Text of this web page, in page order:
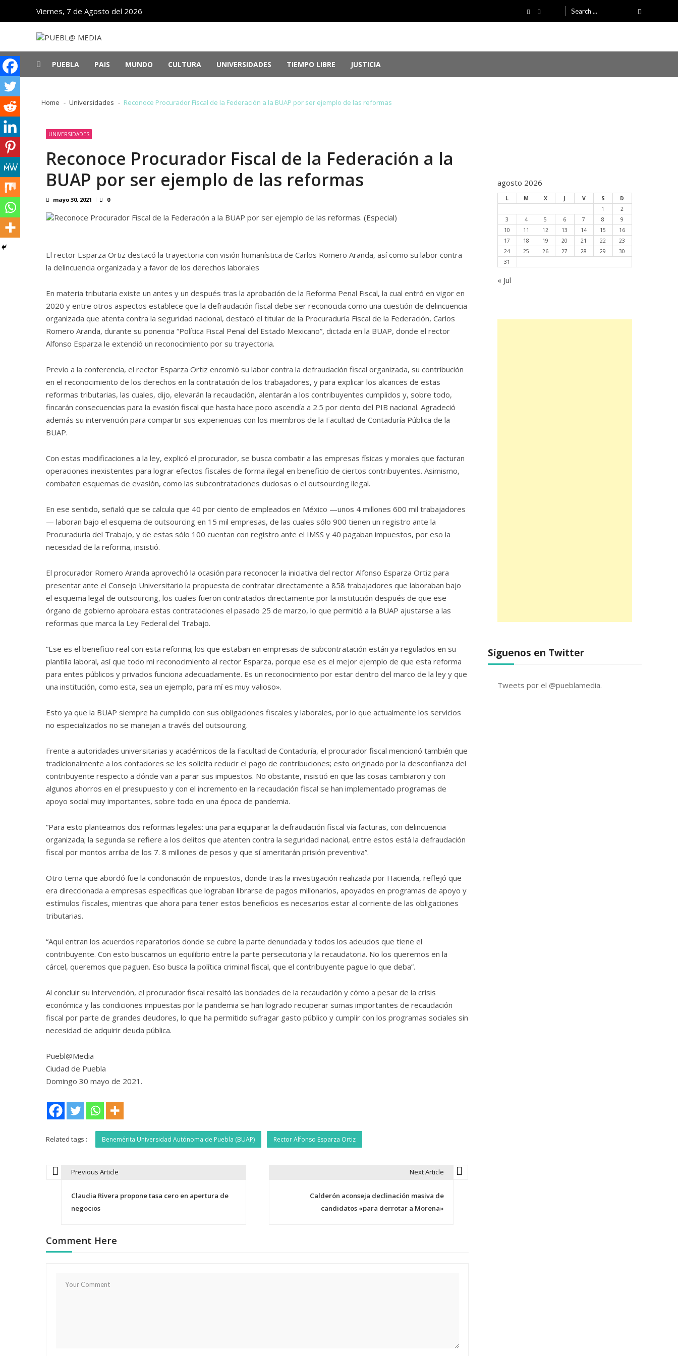
navigation
content
Viernes, 7 de Agosto del 2026
Search
for:
PUEBL@ MEDIA
Noticias de Puebla, México y el mundo
PUEBLA PAIS MUNDO CULTURA UNIVERSIDADES TIEMPO LIBRE JUSTICIA
Cae apoyo ciudadano a Israel en EU por genocidio en Gaza
agosto 5, 2026
México arrasa en los Centroamericanos 2026: Más de 250 medallas y busca récord... agosto 4, 2026
Cuba se abre al sector privado y a la inversión; el Parlamento aprueba reformas ...
Home Universidades Reconoce Procurador Fiscal de la Federación a la BUAP por ser ejemplo de las reformas
UNIVERSIDADES
Reconoce Procurador Fiscal de la Federación a la
BUAP por ser ejemplo de las reformas
mayo 30, 2021 0
El rector Esparza Ortiz destacó la trayectoria con visión humanística de Carlos Romero Aranda, así como su labor contra
la delincuencia organizada y a favor de los derechos laborales
En materia tributaria existe un antes y un después tras la aprobación de la Reforma Penal Fiscal, la cual entró en vigor en
2020 y entre otros aspectos establece que la defraudación fiscal debe ser reconocida como una cuestión de delincuencia
organizada que atenta contra la seguridad nacional, destacó el titular de la Procuraduría Fiscal de la Federación, Carlos
Romero Aranda, durante su ponencia “Política Fiscal Penal del Estado Mexicano”, dictada en la BUAP, donde el rector
Alfonso Esparza le extendió un reconocimiento por su trayectoria.
Previo a la conferencia, el rector Esparza Ortiz encomió su labor contra la defraudación fiscal organizada, su contribución
en el reconocimiento de los derechos en la contratación de los trabajadores, y para explicar los alcances de estas
reformas tributarias, las cuales, dijo, elevarán la recaudación, alentarán a los contribuyentes cumplidos y, sobre todo,
fincarán consecuencias para la evasión fiscal que hasta hace poco ascendía a 2.5 por ciento del PIB nacional. Agradeció
además su intervención para compartir sus experiencias con los miembros de la Facultad de Contaduría Pública de la
BUAP.
Con estas modificaciones a la ley, explicó el procurador, se busca combatir a las empresas físicas y morales que facturan
operaciones inexistentes para lograr efectos fiscales de forma ilegal en beneficio de ciertos contribuyentes. Asimismo,
combaten esquemas de evasión, como las subcontrataciones dudosas o el outsourcing ilegal.
En ese sentido, señaló que se calcula que 40 por ciento de empleados en México —unos 4 millones 600 mil trabajadores
— laboran bajo el esquema de outsourcing en 15 mil empresas, de las cuales sólo 900 tienen un registro ante la
Procuraduría del Trabajo, y de estas sólo 100 cuentan con registro ante el IMSS y 40 pagaban impuestos, por eso la
necesidad de la reforma, insistió.
El procurador Romero Aranda aprovechó la ocasión para reconocer la iniciativa del rector Alfonso Esparza Ortiz para
presentar ante el Consejo Universitario la propuesta de contratar directamente a 858 trabajadores que laboraban bajo
el esquema legal de outsourcing, los cuales fueron contratados directamente por la institución después de que ese
órgano de gobierno aprobara estas contrataciones el pasado 25 de marzo, lo que permitió a la BUAP ajustarse a las
reformas que marca la Ley Federal del Trabajo.
“Ese es el beneficio real con esta reforma; los que estaban en empresas de subcontratación están ya regulados en su
plantilla laboral, así que todo mi reconocimiento al rector Esparza, porque ese es el mejor ejemplo de que esta reforma
para entes públicos y privados funciona adecuadamente. Es un reconocimiento por estar dentro del marco de la ley y que
una institución, como esta, sea un ejemplo, para mí es muy valioso».
Esto ya que la BUAP siempre ha cumplido con sus obligaciones fiscales y laborales, por lo que actualmente los servicios
no especializados no se manejan a través del outsourcing.
Frente a autoridades universitarias y académicos de la Facultad de Contaduría, el procurador fiscal mencionó también que
tradicionalmente a los contadores se les solicita reducir el pago de contribuciones; esto originado por la desconfianza del
contribuyente respecto a dónde van a parar sus impuestos. No obstante, insistió en que las cosas cambiaron y con
algunos ahorros en el presupuesto y con el incremento en la recaudación fiscal se han implementado programas de
apoyo social muy importantes, sobre todo en una época de pandemia.
“Para esto planteamos dos reformas legales: una para equiparar la defraudación fiscal vía facturas, con delincuencia
organizada; la segunda se refiere a los delitos que atenten contra la seguridad nacional, entre estos está la defraudación
fiscal por montos arriba de los 7. 8 millones de pesos y que sí ameritarán prisión preventiva”.
Otro tema que abordó fue la condonación de impuestos, donde tras la investigación realizada por Hacienda, reflejó que
era direccionada a empresas específicas que lograban librarse de pagos millonarios, apoyados en programas de apoyo y
estímulos fiscales, mientras que ahora para tener estos beneficios es necesarios estar al corriente de las obligaciones
tributarias.
“Aquí entran los acuerdos reparatorios donde se cubre la parte denunciada y todos los adeudos que tiene el
contribuyente. Con esto buscamos un equilibrio entre la parte persecutoria y la recaudatoria. No los queremos en la
cárcel, queremos que paguen. Eso busca la política criminal fiscal, que el contribuyente pague lo que deba”.
Al concluir su intervención, el procurador fiscal resaltó las bondades de la recaudación y cómo a pesar de la crisis
económica y las condiciones impuestas por la pandemia se han logrado recuperar sumas importantes de recaudación
fiscal por parte de grandes deudores, lo que ha permitido sufragar gasto público y cumplir con los programas sociales sin
necesidad de adquirir deuda pública.
Puebl@Media
Ciudad de Puebla
Domingo 30 mayo de 2021.
Related tags : Benemérita Universidad Autónoma de Puebla (BUAP) Rector Alfonso Esparza Ortiz
v
e
Previous Article
Claudia Rivera propone tasa cero en apertura de
negocios
Next Article
Calderón aconseja declinación masiva de
candidatos «para derrotar a Morena»
Comment Here
agosto 2026
L M X J V S
D
1
2
3
4 5 6 7 8
9
10
11 12 13 14 15
16
17
18 19 20 21 22
23
24
25 26 27 28 29
30
31
« Jul
Síguenos en Twitter
Tweets por el @pueblamedia.